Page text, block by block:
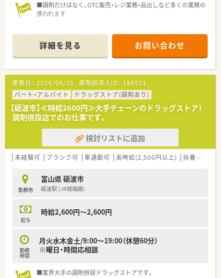
■調剤だけはなく、OTC販売・レジ業務・品出しなど多くの業務の
携われます
詳細を見る お問い合わせ
更新日： 2026/06/25 薬剤師求人ID： 186521
パート・アルバイト
ドラッグストア(調剤あり)
【砺波市】≪時給2600円≫大手チェーンのドラッグストア！
調剤併設店でのお仕事です。
検討リストに追加
未経験可 ブランク可 車通勤可 高時給(2,500円以上) 扶養内勤務OK
勤務地
富山県 砺波市
砺波駅 (JR城端線)
給与
時給2,600円～2,600円
勤務
時間
月火水木金土/9:00～19:00（休憩60分）
※曜日・時間応相談
■業界大手の調剤併設ドラッグストアです。